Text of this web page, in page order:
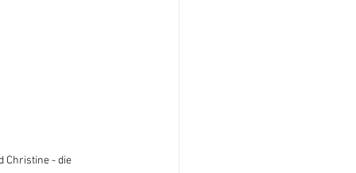
Christine - die